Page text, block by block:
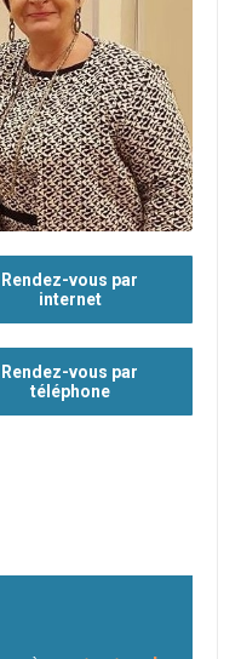
Rendez-vous par
internet
Rendez-vous par
téléphone